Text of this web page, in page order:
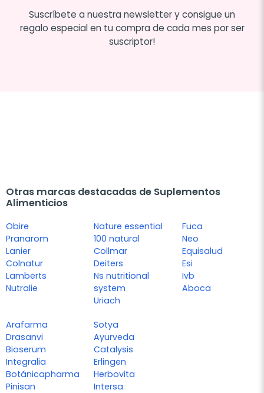
Suscríbete a nuestra newsletter y consigue un
regalo especial en tu compra de cada mes por ser
suscriptor!
Otras marcas destacadas de Suplementos
Alimenticios
Obire
Pranarom
Lanier
Colnatur
Lamberts
Nutralie
Nature essential
100 natural
Collmar
Deiters
Ns nutritional
system
Uriach
Fuca
Neo
Equisalud
Esi
Ivb
Aboca
Arafarma
Drasanvi
Bioserum
Integralia
Botánicapharma
Pinisan
Sotya
Ayurveda
Catalysis
Erlingen
Herbovita
Intersa